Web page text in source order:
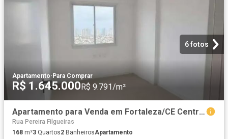
6 fotos
Apartamento· Para Comprar
R$ 1.645.000 R$ 9.791/m²
Apartamento para Venda em Fortaleza/CE Centro 3 Quartos
Rua Pereira Filgueiras
168 m²3 Quartos2 BanheirosApartamento